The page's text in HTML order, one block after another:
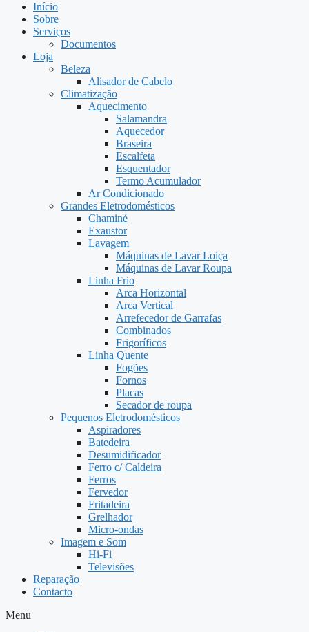
Início
Sobre
Serviços
Documentos
Loja
Beleza
Alisador de Cabelo
Climatização
Aquecimento
Salamandra
Aquecedor
Braseira
Escalfeta
Esquentador
Termo Acumulador
Ar Condicionado
Grandes Eletrodomésticos
Chaminé
Exaustor
Lavagem
Máquinas de Lavar Loiça
Máquinas de Lavar Roupa
Linha Frio
Arca Horizontal
Arca Vertical
Arrefecedor de Garrafas
Combinados
Frigoríficos
Linha Quente
Fogões
Fornos
Placas
Secador de roupa
Pequenos Eletrodomésticos
Aspiradores
Batedeira
Desumidificador
Ferro c/ Caldeira
Ferros
Fervedor
Fritadeira
Grelhador
Micro-ondas
Imagem e Som
Hi-Fi
Televisões
Reparação
Contacto
Menu